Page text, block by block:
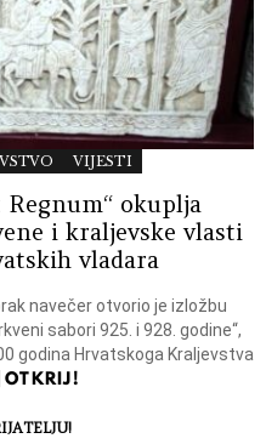
VIJESTI
Regnum“ okuplja
i kraljevske vlasti
vladara
navečer otvorio je izložbu
sabori 925. i 928. godine“,
godina Hrvatskoga Kraljevstva
OTKRIJ!